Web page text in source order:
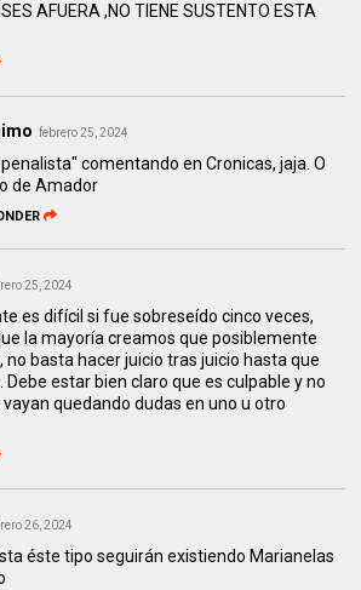
AFUERA ,NO TIENE SUSTENTO ESTA
febrero 25, 2024
comentando en Cronicas, jaja. O
de Amador
25, 2024
es difícil si fue sobreseído cinco veces,
la mayoría creamos que posiblemente
no basta hacer juicio tras juicio hasta que
Debe estar bien claro que es culpable y no
quedando dudas en uno u otro
26, 2024
éste tipo seguirán existiendo Marianelas